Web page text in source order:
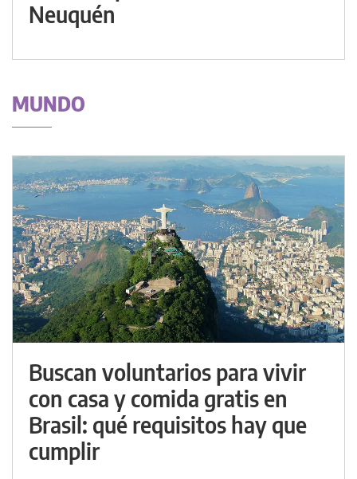
Neuquén
MUNDO
Buscan voluntarios para vivir
con casa y comida gratis en
Brasil: qué requisitos hay que
cumplir